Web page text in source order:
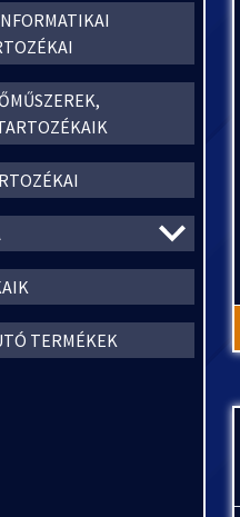
TERMÉKEK